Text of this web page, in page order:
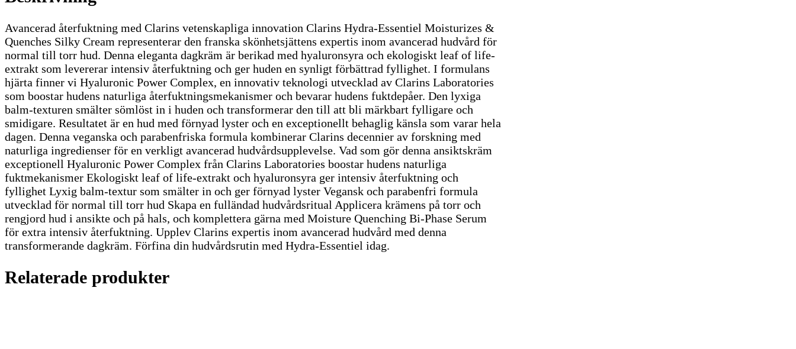
Avancerad återfuktning med Clarins vetenskapliga innovation Clarins Hydra-Essentiel Moisturizes &
Quenches Silky Cream representerar den franska skönhetsjättens expertis inom avancerad hudvård för
normal till torr hud. Denna eleganta dagkräm är berikad med hyaluronsyra och ekologiskt leaf of life-
extrakt som levererar intensiv återfuktning och ger huden en synligt förbättrad fyllighet. I formulans
hjärta finner vi Hyaluronic Power Complex, en innovativ teknologi utvecklad av Clarins Laboratories
som boostar hudens naturliga återfuktningsmekanismer och bevarar hudens fuktdepåer. Den lyxiga
balm-texturen smälter sömlöst in i huden och transformerar den till att bli märkbart fylligare och
smidigare. Resultatet är en hud med förnyad lyster och en exceptionellt behaglig känsla som varar hela
dagen. Denna veganska och parabenfriska formula kombinerar Clarins decennier av forskning med
naturliga ingredienser för en verkligt avancerad hudvårdsupplevelse. Vad som gör denna ansiktskräm
exceptionell Hyaluronic Power Complex från Clarins Laboratories boostar hudens naturliga
fuktmekanismer Ekologiskt leaf of life-extrakt och hyaluronsyra ger intensiv återfuktning och
fyllighet Lyxig balm-textur som smälter in och ger förnyad lyster Vegansk och parabenfri formula
utvecklad för normal till torr hud Skapa en fulländad hudvårdsritual Applicera krämens på torr och
rengjord hud i ansikte och på hals, och komplettera gärna med Moisture Quenching Bi-Phase Serum
för extra intensiv återfuktning. Upplev Clarins expertis inom avancerad hudvård med denna
transformerande dagkräm. Förfina din hudvårdsrutin med Hydra-Essentiel idag.
Relaterade produkter